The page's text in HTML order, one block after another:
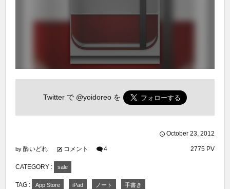
Twitter で @yoidoreo を
October 23 2012
by 酔いどれ コメント 4 2775 PV
CATEGORY : sale
TAG : App Store iPad ノート 手書き